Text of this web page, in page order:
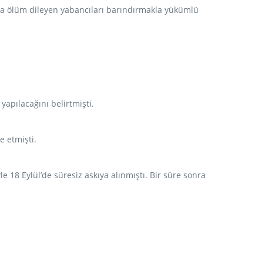
dileyen yabancıları barındırmakla yükümlü
belirtmişti.
etmişti.
Eylül’de süresiz askıya alınmıştı. Bir süre sonra